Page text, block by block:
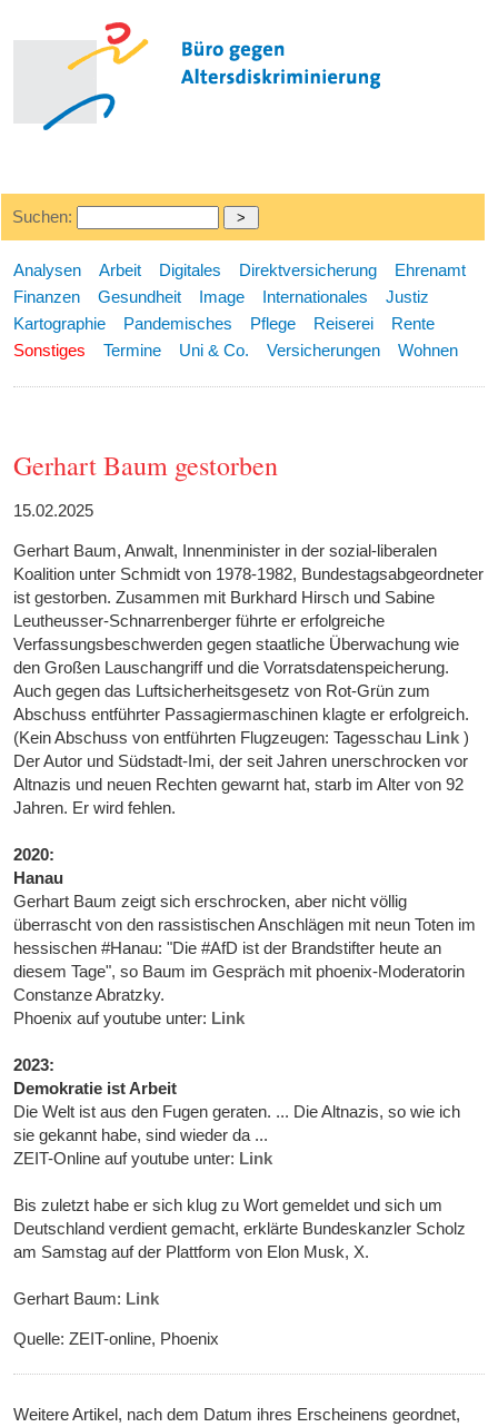
Suchen:
Analysen Arbeit Digitales Direktversicherung
Ehrenamt
Finanzen
Gesundheit Image Internationales
Justiz
Kartographie
Pandemisches Pflege Reiserei
Rente
Sonstiges
Termine Uni & Co. Versicherungen Wohnen
Gerhart Baum gestorben
15.02.2025
Gerhart Baum, Anwalt, Innenminister in der sozial-liberalen
Koalition unter Schmidt von 1978-1982, Bundestagsabgeordneter
ist gestorben. Zusammen mit Burkhard Hirsch und Sabine
Leutheusser-Schnarrenberger führte er erfolgreiche
Verfassungsbeschwerden gegen staatliche Überwachung wie
den Großen Lauschangriff und die Vorratsdatenspeicherung.
Auch gegen das Luftsicherheitsgesetz von Rot-Grün zum
Abschuss entführter Passagiermaschinen klagte er erfolgreich.
(Kein Abschuss von entführten Flugzeugen: Tagesschau Link )
Der Autor und Südstadt-Imi, der seit Jahren unerschrocken vor
Altnazis und neuen Rechten gewarnt hat, starb im Alter von 92
Jahren. Er wird fehlen.
2020:
Hanau
Gerhart Baum zeigt sich erschrocken, aber nicht völlig
überrascht von den rassistischen Anschlägen mit neun Toten im
hessischen #Hanau: "Die #AfD ist der Brandstifter heute an
diesem Tage", so Baum im Gespräch mit phoenix-Moderatorin
Constanze Abratzky.
Phoenix auf youtube unter: Link
2023:
Demokratie ist Arbeit
Die Welt ist aus den Fugen geraten. ... Die Altnazis, so wie ich
sie gekannt habe, sind wieder da ...
ZEIT-Online auf youtube unter: Link
Bis zuletzt habe er sich klug zu Wort gemeldet und sich um
Deutschland verdient gemacht, erklärte Bundeskanzler Scholz
am Samstag auf der Plattform von Elon Musk, X.
Gerhart Baum: Link
Quelle: ZEIT-online, Phoenix
Weitere Artikel, nach dem Datum ihres Erscheinens geordnet,